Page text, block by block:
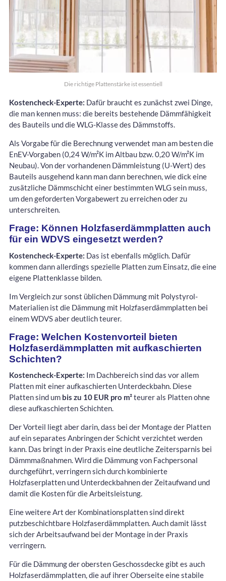
Die richtige Plattenstärke ist essentiell
Kostencheck-Experte: Dafür braucht es zunächst zwei Dinge,
die man kennen muss: die bereits bestehende Dämmfähigkeit
des Bauteils und die WLG-Klasse des Dämmstoffs.
Als Vorgabe für die Berechnung verwendet man am besten die
EnEV-Vorgaben (0,24 W/m²K im Altbau bzw. 0,20 W/m²K im
Neubau). Von der vorhandenen Dämmleistung (U-Wert) des
Bauteils ausgehend kann man dann berechnen, wie dick eine
zusätzliche Dämmschicht einer bestimmten WLG sein muss,
um den geforderten Vorgabewert zu erreichen oder zu
unterschreiten.
Frage: Können Holzfaserdämmplatten auch
für ein WDVS eingesetzt werden?
Kostencheck-Experte: Das ist ebenfalls möglich. Dafür
kommen dann allerdings spezielle Platten zum Einsatz, die eine
eigene Plattenklasse bilden.
Im Vergleich zur sonst üblichen Dämmung mit Polystyrol-
Materialien ist die Dämmung mit Holzfaserdämmplatten bei
einem WDVS aber deutlich teurer.
Frage: Welchen Kostenvorteil bieten
Holzfaserdämmplatten mit aufkaschierten
Schichten?
Kostencheck-Experte: Im Dachbereich sind das vor allem
Platten mit einer aufkaschierten Unterdeckbahn. Diese
Platten sind um bis zu 10 EUR pro m²teurer als Platten ohne
diese aufkaschierten Schichten.
Der Vorteil liegt aber darin, dass bei der Montage der Platten
auf ein separates Anbringen der Schicht verzichtet werden
kann. Das bringt in der Praxis eine deutliche Zeitersparnis bei
Dämmmaßnahmen. Wird die Dämmung von Fachpersonal
durchgeführt, verringern sich durch kombinierte
Holzfaserplatten und Unterdeckbahnen der Zeitaufwand und
damit die Kosten für die Arbeitsleistung.
Eine weitere Art der Kombinationsplatten sind direkt
putzbeschichtbare Holzfaserdämmplatten. Auch damit lässt
sich der Arbeitsaufwand bei der Montage in der Praxis
verringern.
Für die Dämmung der obersten Geschossdecke gibt es auch
Holzfaserdämmplatten, die auf ihrer Oberseite eine stabile